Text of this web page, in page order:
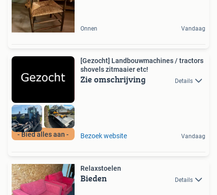
Onnen Vandaag
- Bied alles aan -
[Gezocht] Landbouwmachines / tractors
shovels zitmaaier etc!
Zie omschrijving Details
Bezoek website Vandaag
Relaxstoelen
Bieden Details